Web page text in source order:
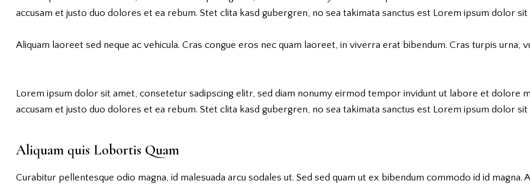
accusam et justo duo dolores et ea rebum. Stet clita kasd gubergren, no sea takimata sanctus est Lorem ipsum dolor sit
Aliquam laoreet sed neque ac vehicula. Cras congue eros nec quam laoreet, in viverra erat bibendum. Cras turpis
Lorem ipsum dolor sit amet, consetetur sadipscing elitr, sed diam nonumy eirmod tempor invidunt ut labore et dolore
accusam et justo duo dolores et ea rebum. Stet clita kasd gubergren, no sea takimata sanctus est Lorem ipsum dolor sit
Aliquam quis Lobortis Quam
Curabitur pellentesque odio magna, id malesuada arcu sodales ut. Sed sed quam ut ex bibendum commodo id id